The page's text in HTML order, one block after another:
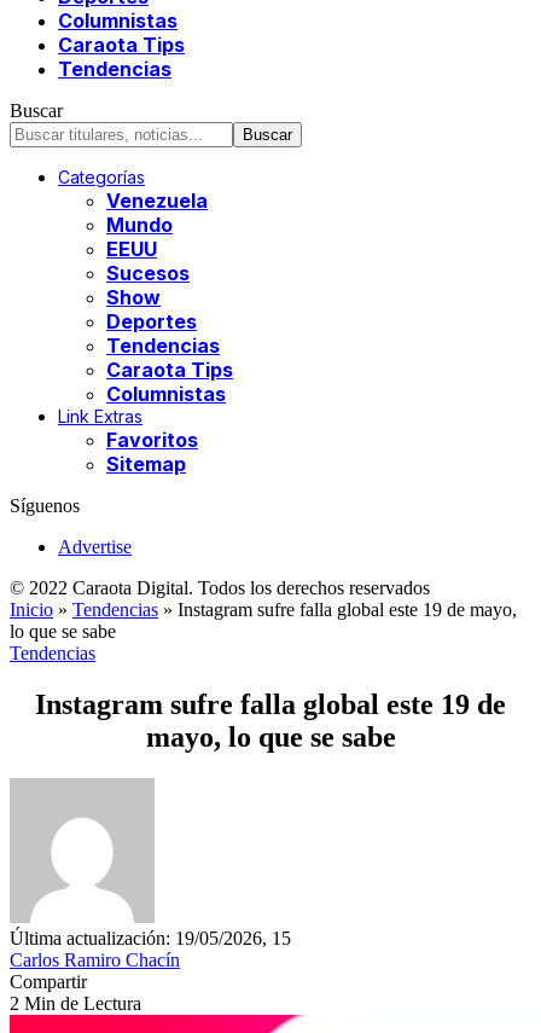
Columnistas
Caraota Tips
Tendencias
Buscar
Categorías
Venezuela
Mundo
EEUU
Sucesos
Show
Deportes
Tendencias
Caraota Tips
Columnistas
Link Extras
Favoritos
Sitemap
Síguenos
Advertise
© 2022 Caraota Digital. Todos los derechos reservados
Inicio » Tendencias » Instagram sufre falla global este 19 de mayo,
lo que se sabe
Tendencias
Instagram sufre falla global este 19 de
mayo, lo que se sabe
Última actualización: 19/05/2026, 15
Carlos Ramiro Chacín
Compartir
2 Min de Lectura